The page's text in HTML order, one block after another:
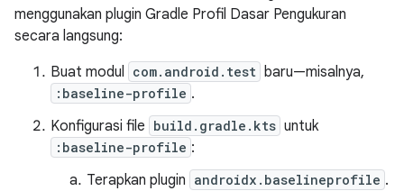
menggunakan plugin Gradle Profil Dasar Pengukuran
secara langsung:
Buat modul com.android.test baru—misalnya,
:baseline-profile .
Konfigurasi file build.gradle.kts untuk
:baseline-profile :
Terapkan plugin androidx.baselineprofile .